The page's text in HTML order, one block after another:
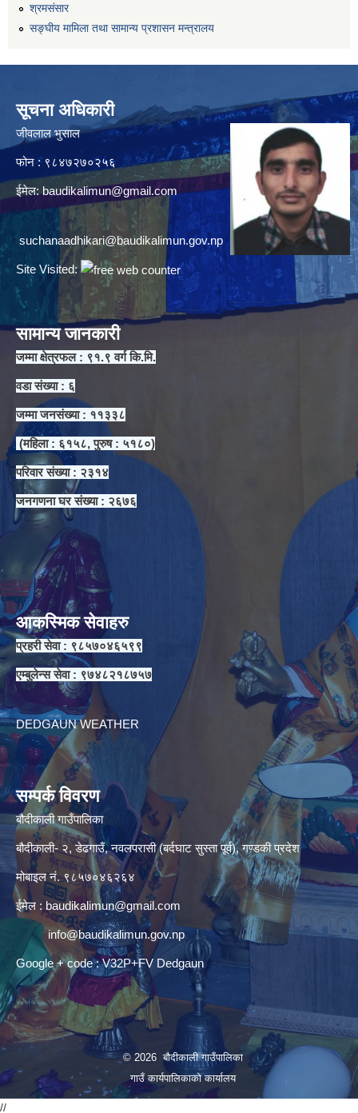
श्रमसंसार
सङ्घीय मामिला तथा सामान्य प्रशासन मन्त्रालय
सूचना अधिकारी
जीवलाल भुसाल
फोन : ९८४७२७०२५६
ईमेल: baudikalimun@gmail.com
suchanaadhikari@baudikalimun.gov.np
Site Visited:
सामान्य जानकारी
जम्मा क्षेत्रफल : ९१.९ वर्ग कि.मि.
वडा संख्या : ६
जम्मा जनसंख्या : ११३३८
(महिला : ६१५८, पुरुष : ५१८०)
परिवार संख्या : २३१४
जनगणना घर संख्या : २६७६
आकस्मिक सेवाहरु
प्रहरी सेवा : ९८५७०४६५९९
एम्बुलेन्स सेवा : ९७४८२१८७५७
DEDGAUN WEATHER
सम्पर्क विवरण
बौदीकाली गाउँपालिका
बौदीकाली- २, डेढगाउँ, नवलपरासी (बर्दघाट सुस्ता पूर्व), गण्डकी प्रदेश
मोबाइल नं. ९८५७०४६२६४
ईमेल : baudikalimun@gmail.com
info@baudikalimun.gov.np
Google + code : V32P+FV Dedgaun
© 2026 बौदीकाली गाउँपालिका
गाउँ कार्यपालिकाको कार्यालय
//